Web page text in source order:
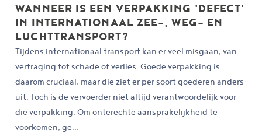
WANNEER IS EEN VERPAKKING 'DEFECT'
IN INTERNATIONAAL ZEE-, WEG- EN
LUCHTTRANSPORT?
Tijdens internationaal transport kan er veel misgaan, van
vertraging tot schade of verlies. Goede verpakking is
daarom cruciaal, maar die ziet er per soort goederen anders
uit. Toch is de vervoerder niet altijd verantwoordelijk voor
die verpakking. Om onterechte aansprakelijkheid te
voorkomen, ge...